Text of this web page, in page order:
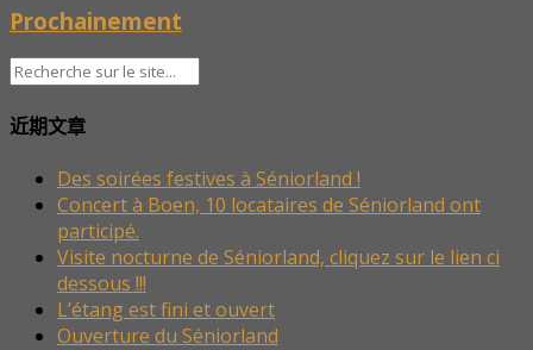
Prochainement
近期文章
Des soirées festives à Séniorland !
Concert à Boen, 10 locataires de Séniorland ont
participé.
Visite nocturne de Séniorland, cliquez sur le lien ci
dessous !!!
L’étang est fini et ouvert
Ouverture du Séniorland